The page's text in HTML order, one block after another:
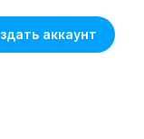
аккаунт